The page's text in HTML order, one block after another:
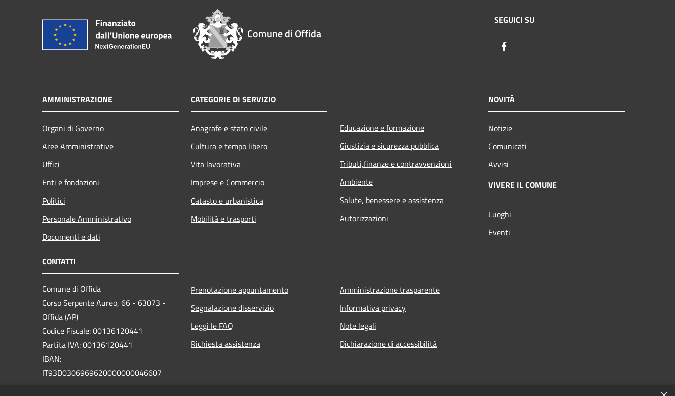
Comune di Offida
SEGUICI SU
AMMINISTRAZIONE
Organi di Governo
Aree Amministrative
Uffici
Enti e fondazioni
Politici
Personale Amministrativo
Documenti e dati
CATEGORIE DI SERVIZIO
Anagrafe e stato civile
Cultura e tempo libero
Vita lavorativa
Imprese e Commercio
Catasto e urbanistica
Mobilità e trasporti
Educazione e formazione
Giustizia e sicurezza pubblica
Tributi,finanze e contravvenzioni
Ambiente
Salute, benessere e assistenza
Autorizzazioni
NOVITÀ
Notizie
Comunicati
Avvisi
VIVERE IL COMUNE
Luoghi
Eventi
CONTATTI
Comune di Offida
Corso Serpente Aureo, 66 - 63073 -
Offida (AP)
Codice Fiscale: 00136120441
Partita IVA: 00136120441
IBAN:
IT93D0306969620000000046607
Prenotazione appuntamento
Segnalazione disservizio
Leggi le FAQ
Richiesta assistenza
Amministrazione trasparente
Informativa privacy
Note legali
Dichiarazione di accessibilità